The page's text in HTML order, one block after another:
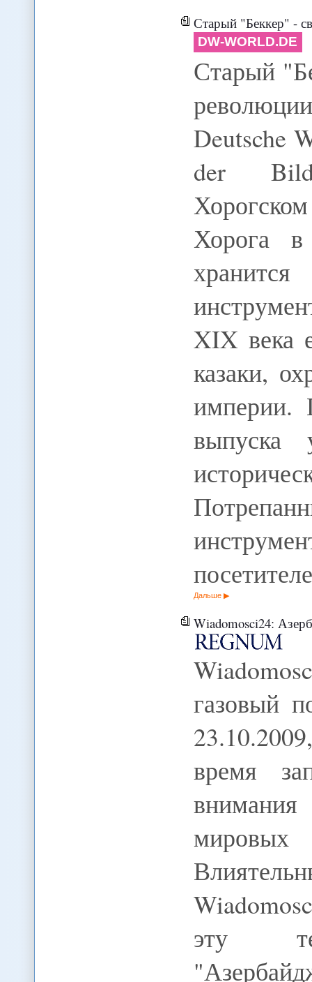
Старый "Беккер" -
DW-WORLD.DE
Старый
Deutsche
der
Хорога
XIX века
казаки,
империи.
выпуска
Дальше
Wiadomosci24:
газовый
время
внимания
мировых
эту